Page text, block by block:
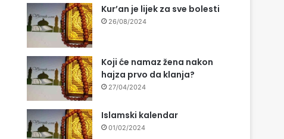
Kur’an je lijek za sve bolesti
26/08/2024
Koji će namaz žena nakon
hajza prvo da klanja?
27/04/2024
Islamski kalendar
01/02/2024